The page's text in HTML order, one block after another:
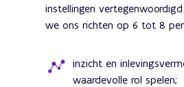
instellingen
we ons richten op 6 tot 8
inzicht en
waardevolle rol spelen;